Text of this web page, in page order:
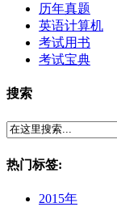
历年真题
英语计算机
考试用书
考试宝典
搜索
热门标签:
2015年